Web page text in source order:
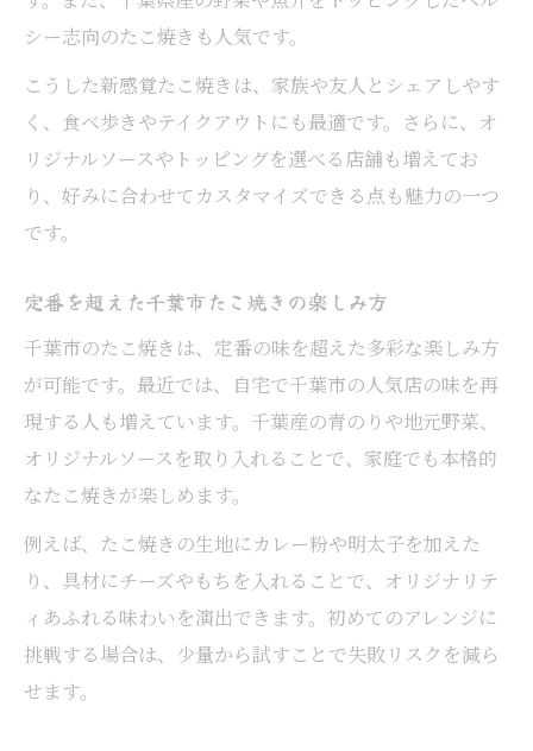
シー志向のたこ焼きも人気です。
こうした新感覚たこ焼きは、家族や友人とシェアしやす
く、食べ歩きやテイクアウトにも最適です。さらに、オ
リジナルソースやトッピングを選べる店舗も増えてお
り、好みに合わせてカスタマイズできる点も魅力の一つ
です。
定番を超えた千葉市たこ焼きの楽しみ方
千葉市のたこ焼きは、定番の味を超えた多彩な楽しみ方
が可能です。最近では、自宅で千葉市の人気店の味を再
現する人も増えています。千葉産の青のりや地元野菜、
オリジナルソースを取り入れることで、家庭でも本格的
なたこ焼きが楽しめます。
例えば、たこ焼きの生地にカレー粉や明太子を加えた
り、具材にチーズやもちを入れることで、オリジナリテ
ィあふれる味わいを演出できます。初めてのアレンジに
挑戦する場合は、少量から試すことで失敗リスクを減ら
せます。